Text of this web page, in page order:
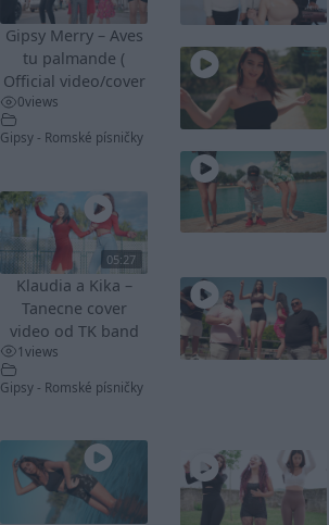
Gipsy Merry – Aves
tu palmande (
Official video/cover
0views
Gipsy - Romské písničky
05:27
Klaudia a Kika –
Tanecne cover
video od TK band
1views
Gipsy - Romské písničky